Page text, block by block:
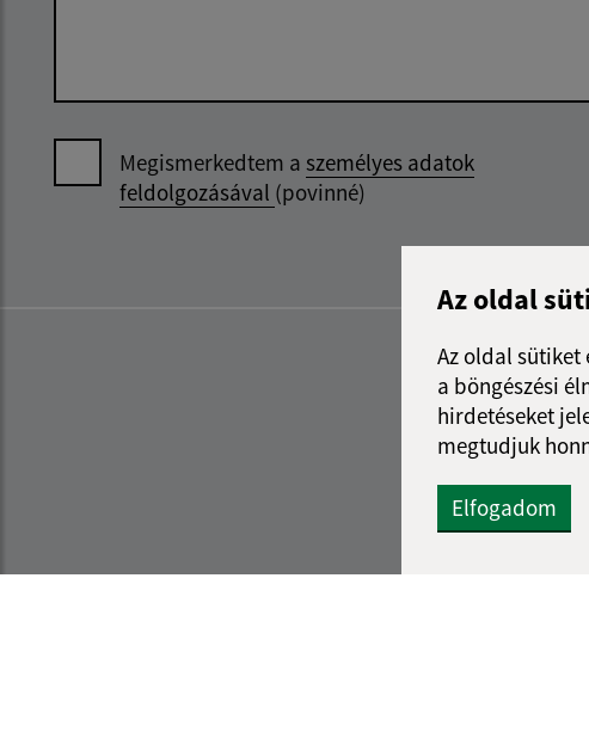
Az oldal
Az oldal sütiket
a böngészési
hirdetéseket
megtudjuk
Elfogadom
Megismerkedtem a személyes adatok
feldolgozásával (povinné)